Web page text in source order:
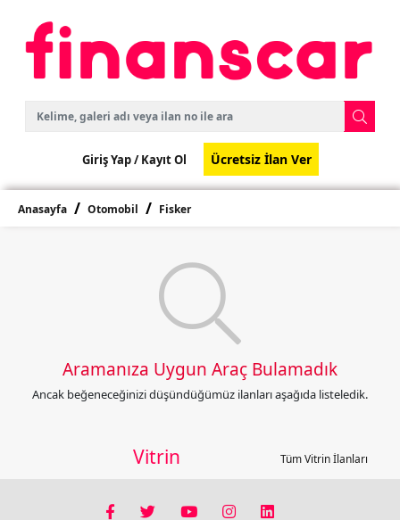
Giriş Yap /Kayıt Ol Ücretsiz İlan Ver
Anasayfa Otomobil Fisker
Aramanıza Uygun Araç Bulamadık
Ancak beğeneceğinizi düşündüğümüz ilanları aşağıda listeledik.
Vitrin Tüm Vitrin İlanları